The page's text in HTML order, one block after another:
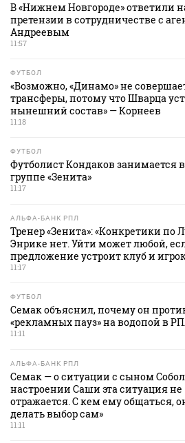
В «Нижнем Новгороде» ответили
претензии в сотрудничестве с
Андреевым
11:57
ФУТБОЛ
«Возможно, «Динамо» не
трансферы, потому что Шварца
нынешний состав» — Корнеев
11:18
ФУТБОЛ
Футболист Кондаков занимается
группе «Зенита»
11:17
АЛЬФА-БАНК РПЛ
Тренер «Зенита»: «Конкретики по
Энрике нет. Уйти может любой,
предложение устроит клуб и
11:17
ФУТБОЛ
Семак объяснил, почему он
«рекламных пауз» на водопой в
11:11
АЛЬФА-БАНК РПЛ
Семак — о ситуации с сыном
настроении Саши эта ситуация не
отражается. С кем ему общаться,
делать выбор сам»
11:11